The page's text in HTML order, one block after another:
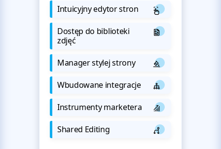
Intuicyjny edytor stron
Dostęp do biblioteki
zdjęć
Manager stylej strony
Wbudowane integracje
Instrumenty marketera
Shared Editing